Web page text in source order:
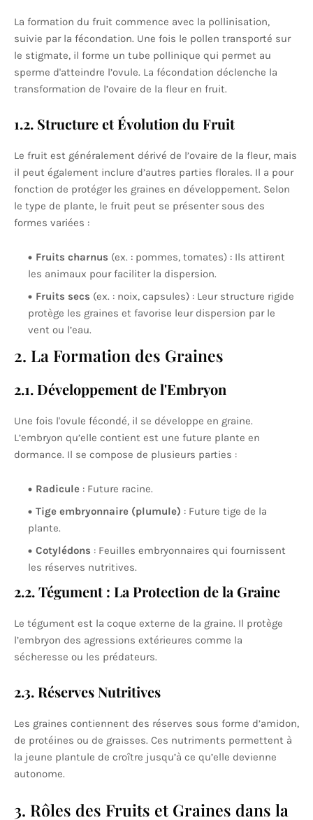
La formation du fruit commence avec la pollinisation,
suivie par la fécondation. Une fois le pollen transporté sur
le stigmate, il forme un tube pollinique qui permet au
sperme d'atteindre l’ovule. La fécondation déclenche la
transformation de l’ovaire de la fleur en fruit.
1.2. Structure et Évolution du Fruit
Le fruit est généralement dérivé de l’ovaire de la fleur, mais
il peut également inclure d’autres parties florales. Il a pour
fonction de protéger les graines en développement. Selon
le type de plante, le fruit peut se présenter sous des
formes variées :
Fruits charnus (ex. : pommes, tomates) : Ils attirent
les animaux pour faciliter la dispersion.
Fruits secs (ex. : noix, capsules) : Leur structure rigide
protège les graines et favorise leur dispersion par le
vent ou l’eau.
2. La Formation des Graines
2.1. Développement de l'Embryon
Une fois l'ovule fécondé, il se développe en graine.
L’embryon qu’elle contient est une future plante en
dormance. Il se compose de plusieurs parties :
Radicule : Future racine.
Tige embryonnaire (plumule) : Future tige de la
plante.
Cotylédons : Feuilles embryonnaires qui fournissent
les réserves nutritives.
2.2. Tégument : La Protection de la Graine
Le tégument est la coque externe de la graine. Il protège
l’embryon des agressions extérieures comme la
sécheresse ou les prédateurs.
2.3. Réserves Nutritives
Les graines contiennent des réserves sous forme d’amidon,
de protéines ou de graisses. Ces nutriments permettent à
la jeune plantule de croître jusqu’à ce qu’elle devienne
autonome.
3. Rôles des Fruits et Graines dans la